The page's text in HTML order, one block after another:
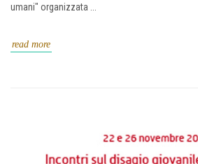
umani" organizzata ...
read more